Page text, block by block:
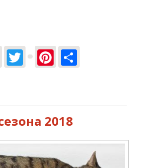
Facebook
TwitterPinterest
2018